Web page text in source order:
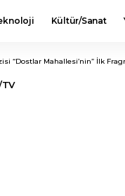
Kültür/Sanat
“Dostlar Mahallesi’nin” İlk
TV